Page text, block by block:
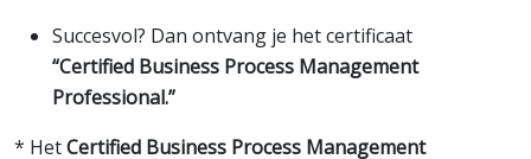
Succesvol? Dan ontvang je het certificaat
“Certified Business Process Management
Professional.”
* HetCertified Business Process Management